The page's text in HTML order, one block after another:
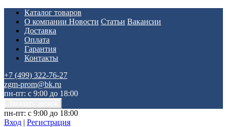
Каталог товаров
О компании Новости Статьи Вакансии
Доставка
Оплата
Гарантия
Контакты
+7 (499) 322-76-27
zgm-prom@bk.ru
пн-пт: с 9:00 до 18:00
пн-пт: с 9:00 до 18:00
Вход | Регистрация